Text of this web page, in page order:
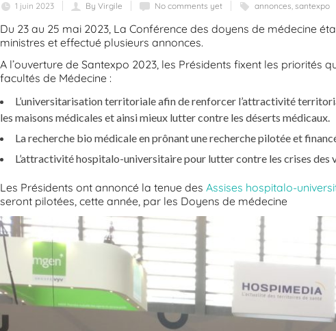
1 juin 2023 By Virgile No comments yet annonces, santexpo
Du 23 au 25 mai 2023, La Conférence des doyens de médecine
ministres et effectué plusieurs annonces.
A l’ouverture de Santexpo 2023, les Présidents fixent les priorités
facultés de Médecine :
L’universitarisation territoriale afin de renforcer l’attractivité
les maisons médicales et ainsi mieux lutter contre les déserts médicaux.
La recherche bio médicale en prônant une recherche pilotée et
L’attractivité hospitalo-universitaire pour lutter contre les crises des
Les Présidents ont annoncé la tenue des Assises hospitalo-
seront pilotées, cette année, par les Doyens de médecine